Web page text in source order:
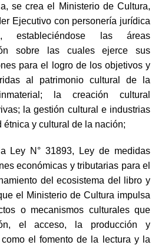
se crea el Ministerio de Cultura,
Ejecutivo con personería jurídica
estableciéndose las áreas
sobre las cuales ejerce sus
para el logro de los objetivos y
al patrimonio cultural de la
la creación cultural
la gestión cultural e industrias
y cultural de la nación;
Ley N° 31893, Ley de medidas
económicas y tributarias para el
del ecosistema del libro y
el Ministerio de Cultura impulsa
o mecanismos culturales que
el acceso, la producción y
el fomento de la lectura y la